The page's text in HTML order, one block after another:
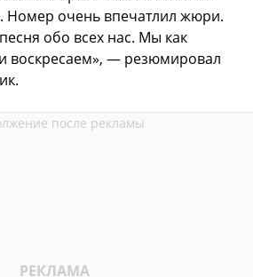
Номер очень впечатлил жюри.
обо всех нас. Мы как
воскресаем», — резюмировал